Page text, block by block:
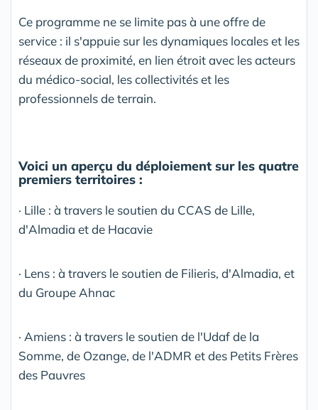
Ce programme ne se limite pas à une offre de
service : il s'appuie sur les dynamiques locales et les
réseaux de proximité, en lien étroit avec les acteurs
du médico-social, les collectivités et les
professionnels de terrain.
Voici un aperçu du déploiement sur les quatre
premiers territoires :
· Lille : à travers le soutien du CCAS de Lille,
d'Almadia et de Hacavie
· Lens : à travers le soutien de Filieris, d'Almadia, et
du Groupe Ahnac
· Amiens : à travers le soutien de l'Udaf de la
Somme, de Ozange, de l'ADMR et des Petits Frères
des Pauvres